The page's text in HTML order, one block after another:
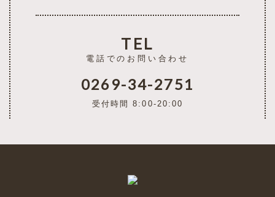
TEL
電話でのお問い合わせ
0269-34-2751
受付時間 8:00-20:00